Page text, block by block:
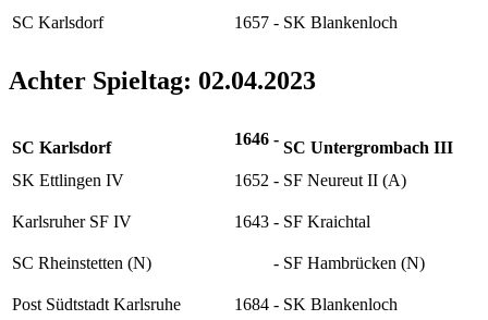
SC Karlsdorf 1657 - SK Blankenloch
Achter Spieltag: 02.04.2023
SC Karlsdorf 1646 - SC Untergrombach III
SK Ettlingen IV
1652 - SF Neureut II (A)
Karlsruher SF IV 1643 - SF Kraichtal
SC Rheinstetten (N) - SF Hambrücken (N)
Post Südtstadt Karlsruhe 1684 - SK Blankenloch